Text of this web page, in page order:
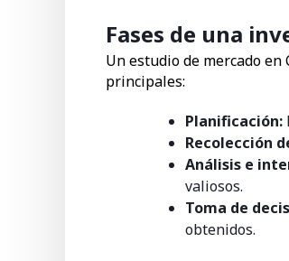
Fases de una
Un estudio de mercado
principales:
Planificación:
Recolección
Análisis e
valiosos.
Toma de
obtenidos.